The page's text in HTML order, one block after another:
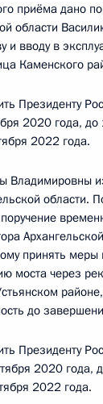
приёма дано
области
и вводу в
Каменского
Президенту
2020 года, до
2022 года.
Владимировны
области.
принять меры
моста через
до
Президенту
2020 года,
2022 года.